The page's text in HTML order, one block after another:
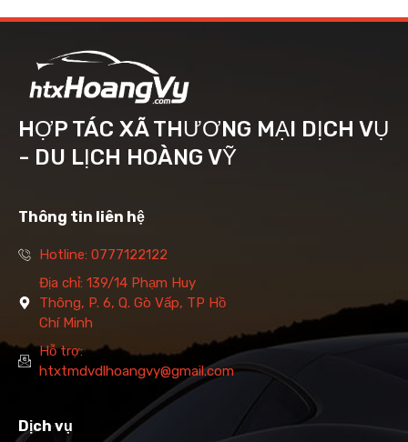
HỢP TÁC XÃ THƯƠNG MẠI DỊCH VỤ
- DU LỊCH HOÀNG VỸ
Thông tin liên hệ
Hotline: 0777122122
Địa chỉ: 139/14 Phạm Huy
Thông, P. 6, Q. Gò Vấp, TP Hồ
Chí Minh
Hỗ trợ:
htxtmdvdlhoangvy@gmail.com
Dịch vụ